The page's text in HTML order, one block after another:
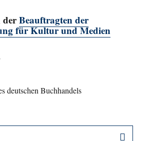
derBeauftragten der
für Kultur und Medien